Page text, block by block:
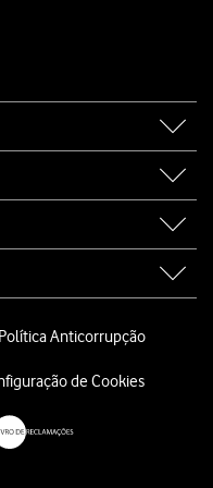
Política Anticorrupção
de Cookies